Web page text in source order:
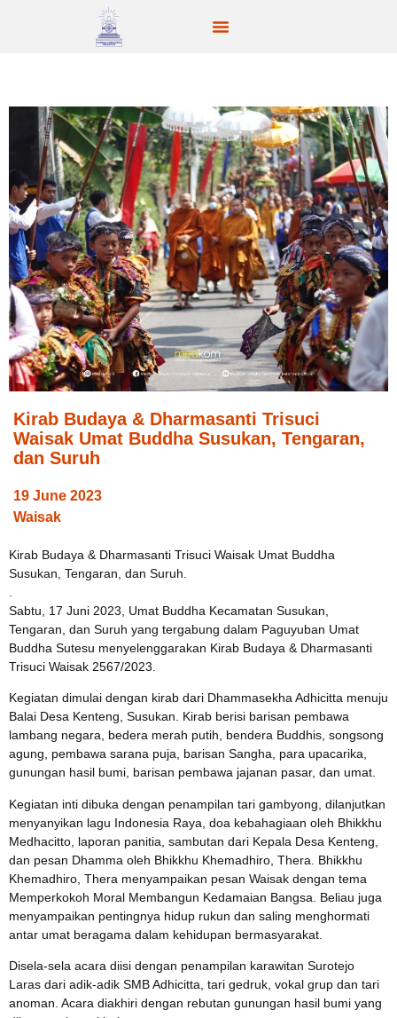
Kirab Budaya & Dharmasanti Trisuci
Waisak Umat Buddha Susukan, Tengaran,
dan Suruh
19 June 2023
Waisak
Kirab Budaya & Dharmasanti Trisuci Waisak Umat Buddha
Susukan, Tengaran, dan Suruh.
Sabtu, 17 Juni 2023, Umat Buddha Kecamatan Susukan,
Tengaran, dan Suruh yang tergabung dalam Paguyuban Umat
Buddha Sutesu menyelenggarakan Kirab Budaya & Dharmasanti
Trisuci Waisak 2567/2023.
Kegiatan dimulai dengan kirab dari Dhammasekha Adhicitta menuju
Balai Desa Kenteng, Susukan. Kirab berisi barisan pembawa
lambang negara, bedera merah putih, bendera Buddhis, songsong
agung, pembawa sarana puja, barisan Sangha, para upacarika,
gunungan hasil bumi, barisan pembawa jajanan pasar, dan umat.
Kegiatan inti dibuka dengan penampilan tari gambyong, dilanjutkan
menyanyikan lagu Indonesia Raya, doa kebahagiaan oleh Bhikkhu
Medhacitto, laporan panitia, sambutan dari Kepala Desa Kenteng,
dan pesan Dhamma oleh Bhikkhu Khemadhiro, Thera. Bhikkhu
Khemadhiro, Thera menyampaikan pesan Waisak dengan tema
Memperkokoh Moral Membangun Kedamaian Bangsa. Beliau juga
menyampaikan pentingnya hidup rukun dan saling menghormati
antar umat beragama dalam kehidupan bermasyarakat.
Disela-sela acara diisi dengan penampilan karawitan Surotejo
Laras dari adik-adik SMB Adhicitta, tari gedruk, vokal grup dan tari
anoman. Acara diakhiri dengan rebutan gunungan hasil bumi yang